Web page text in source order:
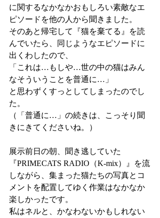
に関するなかなかおもしろい素敵なエ
ピソードを他の人から聞きました。
そのあと帰宅して『猫を棄てる』を読
んでいたら、同じようなエピソードに
出くわしたので、
「これは…もしや…世の中の猫はみん
なそういうことを普通に…」
と思わずくすっとしてしまったのでし
た。
（「普通に…」の続きは、こっそり聞
きにきてくださいね。）
展示前日の朝、聞き逃していた
『PRIMECATS RADIO（K-mix）』を流
しながら、集まった猫たちの写真とコ
メントを配置してゆく作業はなかなか
楽しかったです。
私はネルと、かなわないかもしれない